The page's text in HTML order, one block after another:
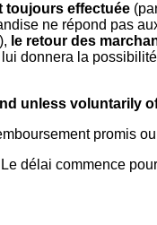
toujours effectuée
ne répond pas
le retour des
donnera la
unless voluntarily
promis
délai commence